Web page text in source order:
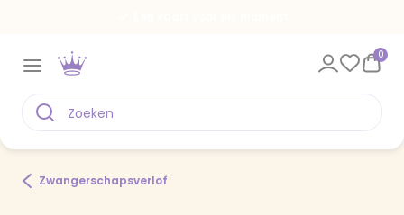
0
Zwangerschapsverlof